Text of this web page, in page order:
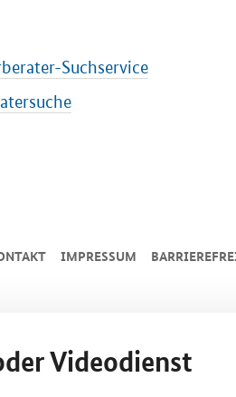
Suchservice
IMPRESSUM
Videodienst